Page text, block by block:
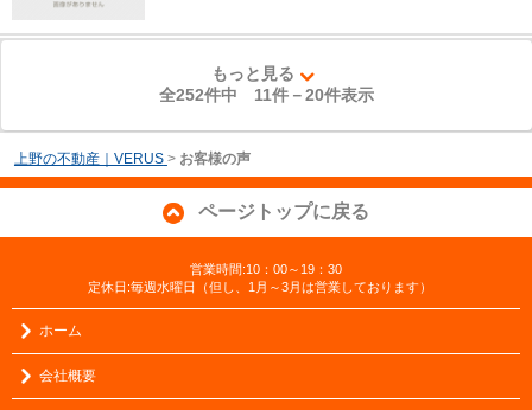
もっと見る
全252件中 11件－20件表示
上野の不動産｜VERUS > お客様の声
ページトップに戻る
営業時間:10：00～19：30
定休日:毎週水曜日（但し、1月～3月は営業しております）
ホーム
会社概要